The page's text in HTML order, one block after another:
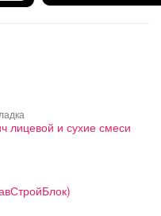
лицевой и сухие смеси